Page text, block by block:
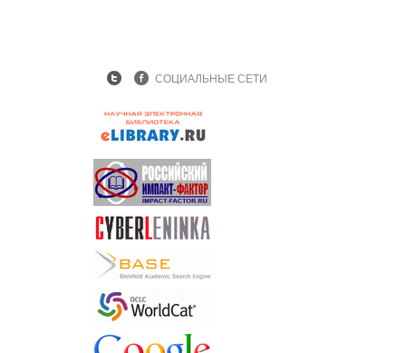
СОЦИАЛЬНЫЕ СЕТИ